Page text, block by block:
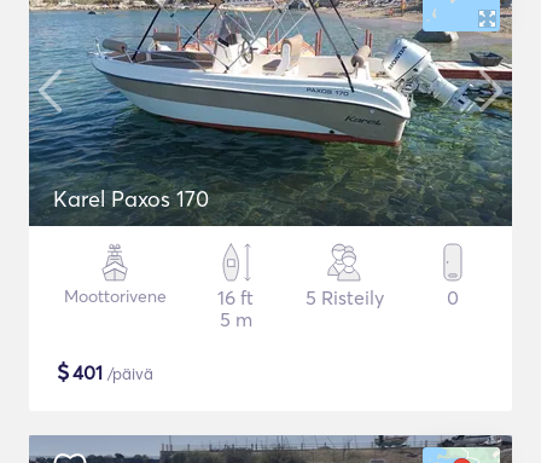
Karel Paxos 170
Moottorivene
16 ft
5 m
5 Risteily 0
$401 /päivä